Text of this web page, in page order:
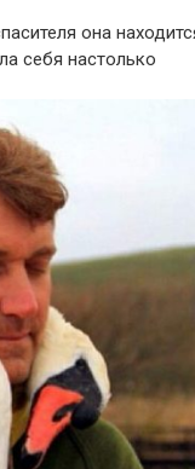
она
себя настолько